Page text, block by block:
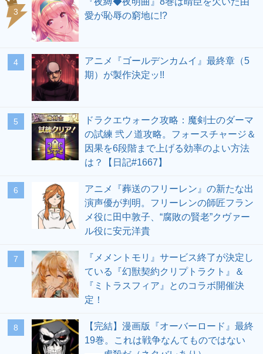
愛が恥辱の窮地に!?
アニメ『ゴールデンカムイ』最終章（5
期）が製作決定ッ!!
ドラクエウォーク攻略：魔剣士のダーマ
の試練 弐ノ道攻略。フォースチャージ＆
因果を6段階まで上げる効率のよい方法
は？【日記#1667】
アニメ『葬送のフリーレン』の新たな出
演声優が判明。フリーレンの師匠フラン
メ役に田中敦子、“腐敗の賢老”クヴァー
ル役に安元洋貴
『メメントモリ』サービス終了が決定し
ている『幻獣契約クリプトラクト』＆
『ミトラスフィア』とのコラボ開催決
定！
【完結】漫画版『オーバーロード』最終
19巻。これは戦争なんてものではない